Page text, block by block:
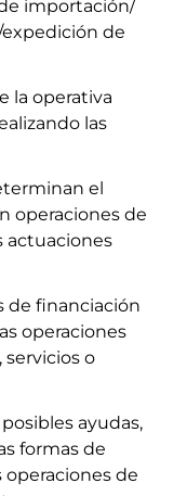
importación/
de
la operativa
las
el
operaciones de
actuaciones
de financiación
operaciones
servicios o
ayudas,
formas de
operaciones de